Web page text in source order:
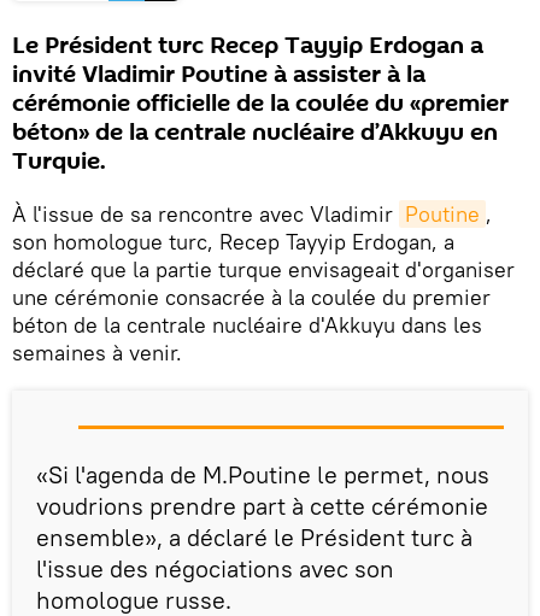
Le Président turc Recep Tayyip Erdogan a
invité Vladimir Poutine à assister à la
cérémonie officielle de la coulée du «premier
béton» de la centrale nucléaire d’Akkuyu en
Turquie.
À l'issue de sa rencontre avec Vladimir Poutine ,
son homologue turc, Recep Tayyip Erdogan, a
déclaré que la partie turque envisageait d'organiser
une cérémonie consacrée à la coulée du premier
béton de la centrale nucléaire d'Akkuyu dans les
semaines à venir.
«Si l'agenda de M.Poutine le permet, nous
voudrions prendre part à cette cérémonie
ensemble», a déclaré le Président turc à
l'issue des négociations avec son
homologue russe.